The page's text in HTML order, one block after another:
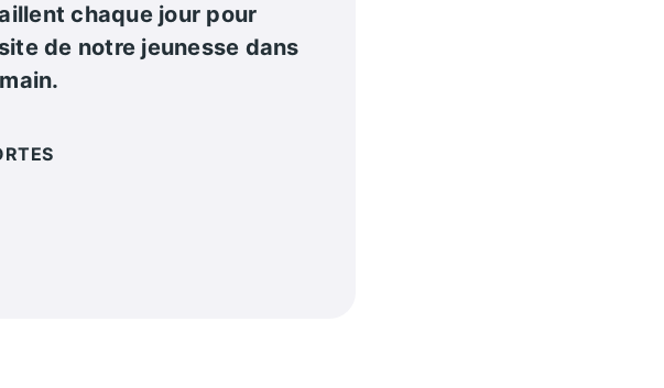
chaque jour pour
de notre jeunesse dans